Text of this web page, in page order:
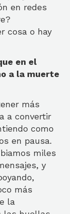
en redes
cosa o hay
en el
a la muerte
más
a convertir
como
en pausa.
miles
y
más
la